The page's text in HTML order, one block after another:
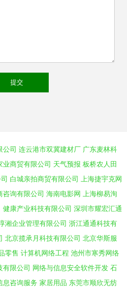
公司 连云港市双冀建材厂 广东麦林科
业商贸有限公司 天气预报 板桥农人田
白城亲拍商贸有限公司
上海捷宇克网
咨询有限公司 海南电影网
上海柳易洵
健康产业科技有限公司 深圳市耀宏汇通
湘企业管理有限公司 浙江通通科技有
北京揽承月科技有限公司 北京华斯服
零售 计算机网络工程 池州市寒秀网络
有限公司 网络与信息安全软件开发 石
息咨询服务 家居用品 东莞市顺欣无纺